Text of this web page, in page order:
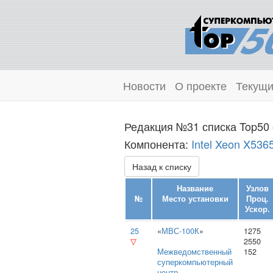
Новости О проекте
Редакция №31 списка Top50
Компонента: Intel Xeon
Назад к списку
№
Название
Место установки
Узлов
Проц.
Ускор.
25
▽
«МВС-100К»
Межведомственный
суперкомпьютерный
1275
2550
152